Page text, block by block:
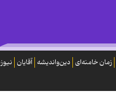
زمان خامنه‌ای دین‌واندیشه آقایان